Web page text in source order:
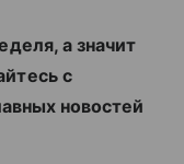
а значит
с
новостей